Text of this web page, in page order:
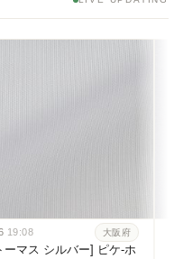
19:08 大阪府
ーマス シルバー] ピケ-ホ